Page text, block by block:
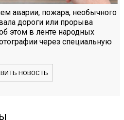
аварии, пожара, необычного
дороги или прорыва
этом в ленте народных
через специальную
НОВОСТЬ